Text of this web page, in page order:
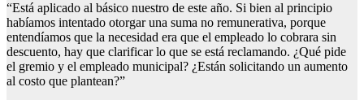
“Está aplicado al básico nuestro de este año. Si bien al principio
habíamos intentado otorgar una suma no remunerativa, porque
entendíamos que la necesidad era que el empleado lo cobrara sin
descuento, hay que clarificar lo que se está reclamando. ¿Qué pide
el gremio y el empleado municipal? ¿Están solicitando un aumento
al costo que plantean?”